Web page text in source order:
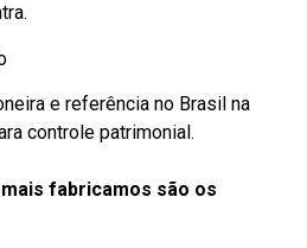
e referência no Brasil na
controle patrimonial.
fabricamos são os